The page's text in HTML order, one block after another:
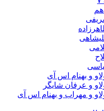
و بهنام اس آی
و عرفان شایگر
و مهراب و بهنام اس آی